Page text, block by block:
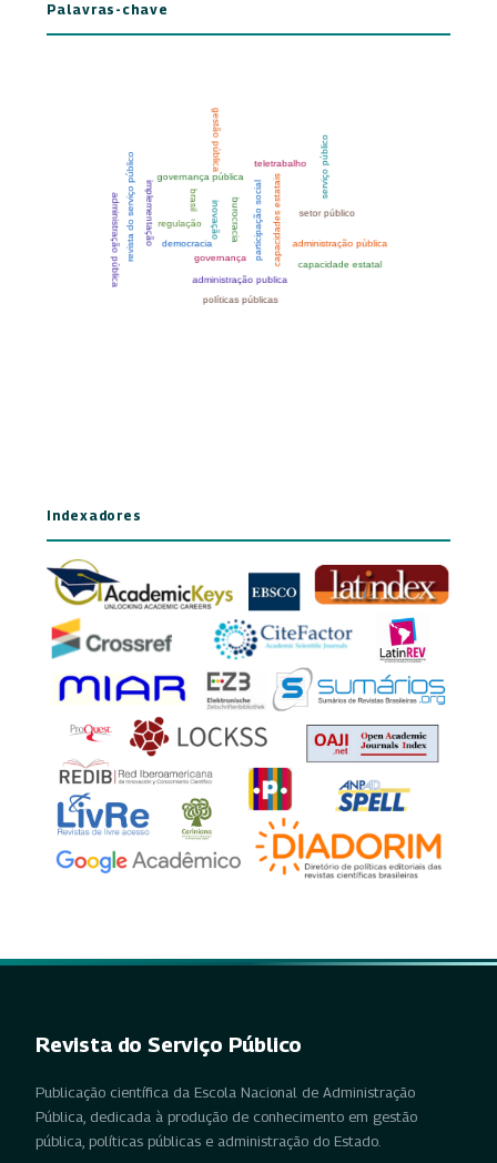
Palavras-chave
Indexadores
Revista do Serviço Público
Publicação científica da Escola Nacional de Administração
Pública, dedicada à produção de conhecimento em gestão
pública, políticas públicas e administração do Estado.